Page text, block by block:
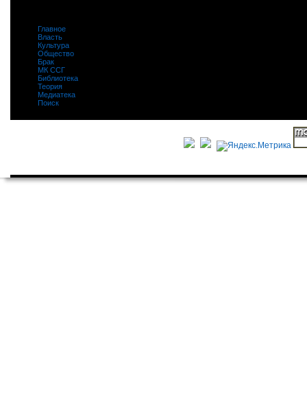
Главное
Власть
Культура
Общество
Брак
МК ССГ
Библиотека
Теория
Медиатека
Поиск